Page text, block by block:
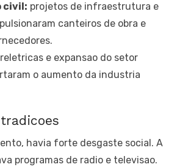
civil: projetos de infraestrutura e
canteiros de obra e
e expansao do setor
o aumento da industria
havia forte desgaste social. A
programas de radio e televisao.